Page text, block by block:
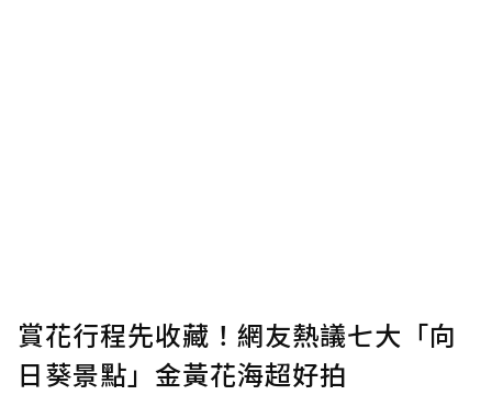
賞花行程先收藏！網友熱議七大「向
日葵景點」金黃花海超好拍